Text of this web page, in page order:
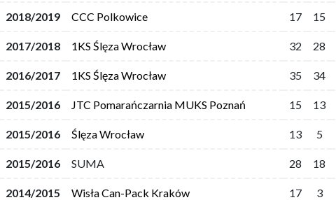
2018/2019 CCC Polkowice 17 15
2017/2018 1KS Ślęza Wrocław 32 28
2016/2017 1KS Ślęza Wrocław 35 34
2015/2016 JTC Pomarańczarnia MUKS Poznań 15 13
2015/2016 Ślęza Wrocław 13 5
2015/2016 SUMA 28 18
2014/2015 Wisła Can-Pack Kraków 17 3